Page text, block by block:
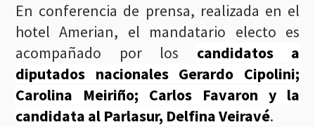
En conferencia de prensa, realizada en el
hotel Amerian, el mandatario electo es
acompañado por los candidatos a
diputados nacionales Gerardo Cipolini;
Carolina Meiriño; Carlos Favaron y la
candidata al Parlasur, Delfina Veiravé.